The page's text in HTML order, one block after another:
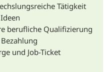
Tätigkeit
berufliche Qualifizierung
und Job-Ticket